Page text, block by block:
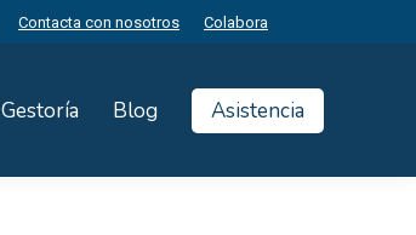
Contacta con nosotros Colabora
Gestoría Blog Asistencia